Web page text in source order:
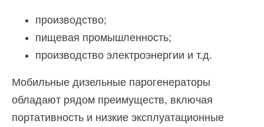
производство;
пищевая промышленность;
производство электроэнергии и т.д.
Мобильные дизельные парогенераторы
обладают рядом преимуществ, включая
портативность и низкие эксплуатационные